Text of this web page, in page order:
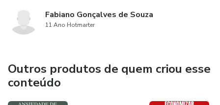
moeda, você não pode ter posses mundanas, mas ainda
vive
Neste guia detalhado sobre a felicidade, você aprenderá
que
Fabiano Gonçalves de Souza
11 Ano Hotmarter
Outros produtos de quem criou esse
conteúdo